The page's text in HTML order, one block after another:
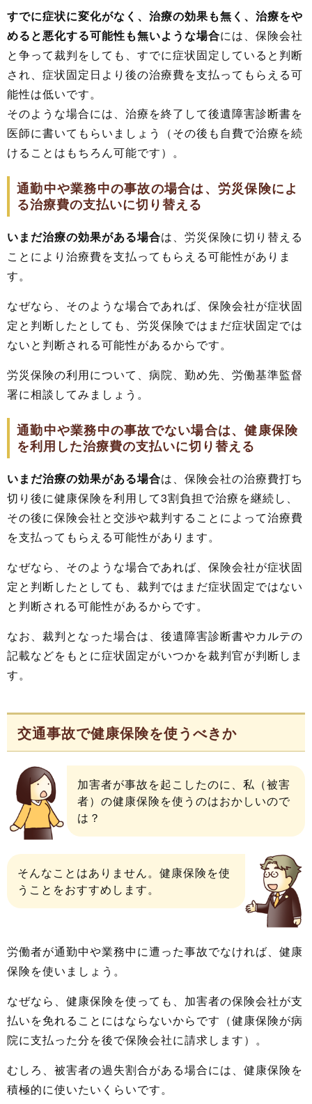
すでに症状に変化がなく、治療の効果も無く、治療をや
めると悪化する可能性も無いような場合には、保険会社
と争って裁判をしても、すでに症状固定していると判断
され、症状固定日より後の治療費を支払ってもらえる可
能性は低いです。
そのような場合には、治療を終了して後遺障害診断書を
医師に書いてもらいましょう（その後も自費で治療を続
けることはもちろん可能です）。
通勤中や業務中の事故の場合は、労災保険によ
る治療費の支払いに切り替える
いまだ治療の効果がある場合は、労災保険に切り替える
ことにより治療費を支払ってもらえる可能性がありま
す。
なぜなら、そのような場合であれば、保険会社が症状固
定と判断したとしても、労災保険ではまだ症状固定では
ないと判断される可能性があるからです。
労災保険の利用について、病院、勤め先、労働基準監督
署に相談してみましょう。
通勤中や業務中の事故でない場合は、健康保険
を利用した治療費の支払いに切り替える
いまだ治療の効果がある場合は、保険会社の治療費打ち
切り後に健康保険を利用して3割負担で治療を継続し、
その後に保険会社と交渉や裁判することによって治療費
を支払ってもらえる可能性があります。
なぜなら、そのような場合であれば、保険会社が症状固
定と判断したとしても、裁判ではまだ症状固定ではない
と判断される可能性があるからです。
なお、裁判となった場合は、後遺障害診断書やカルテの
記載などをもとに症状固定がいつかを裁判官が判断しま
す。
交通事故で健康保険を使うべきか
加害者が事故を起こしたのに、私（被害
者）の健康保険を使うのはおかしいので
は？
そんなことはありません。健康保険を使
うことをおすすめします。
労働者が通勤中や業務中に遭った事故でなければ、健康
保険を使いましょう。
なぜなら、健康保険を使っても、加害者の保険会社が支
払いを免れることにはならないからです（健康保険が病
院に支払った分を後で保険会社に請求します）。
むしろ、被害者の過失割合がある場合には、健康保険を
積極的に使いたいくらいです。